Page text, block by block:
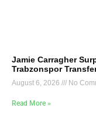
Jamie Carragher
Trabzonspor
August 6, 2026 No
Read More »